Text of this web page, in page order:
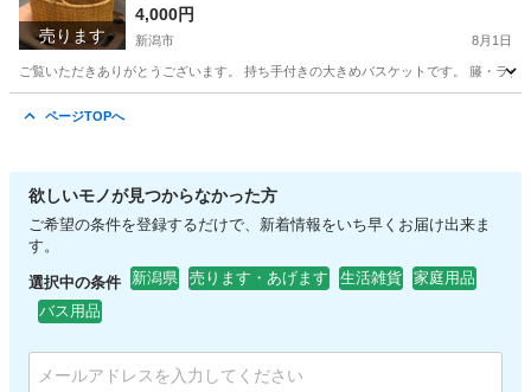
売ります
インテリア
4,000円
新潟市 8月1日
ご覧いただきありがとうございます。 持ち手付きの大きめバスケットです。 籐・ラ
ページTOPへ
欲しいモノが見つからなかった方
ご希望の条件を登録するだけで、新着情報をいち早くお届け出来ま
す。
選択中の条件 新潟県 売ります・あげます 生活雑貨
家庭用品
バス用品